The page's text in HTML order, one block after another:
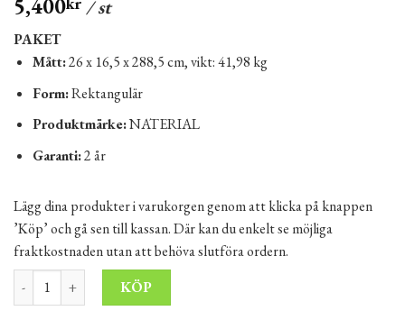
5,400 / st
PAKET
Mått:26 x 16,5 x 288,5 cm, vikt: 41,98 kg
Form:Rektangulär
Produktmärke:NATERIAL
Garanti:2 år
Lägg dina produkter i varukorgen genom att klicka på knappen
’Köp’ och gå sen till kassan. Där kan du enkelt se möjliga
fraktkostnaden utan att behöva slutföra ordern.
Trädgårdspaviljong 2x3 m Ängsö grå mängd
KÖP